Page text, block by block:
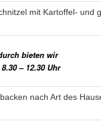
mit Kartoffel- und
bieten wir
– 12.30 Uhr
nach Art des